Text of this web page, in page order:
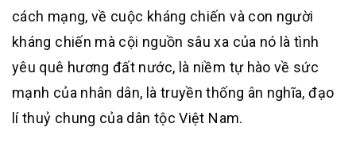
cách mạng, về cuộc kháng chiến và con người
kháng chiến mà cội nguồn sâu xa của nó là tình
yêu quê hương đất nước, là niềm tự hào về sức
mạnh của nhân dân, là truyền thống ân nghĩa, đạo
lí thuỷ chung của dân tộc Việt Nam.